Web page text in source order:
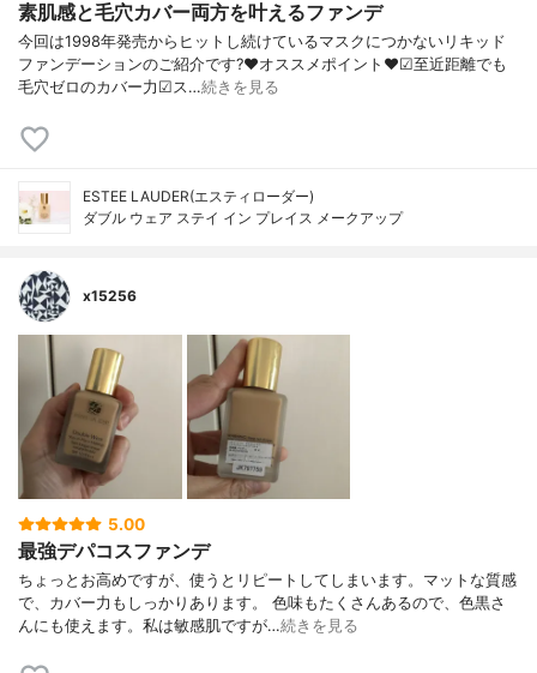
素肌感と毛穴カバー両方を叶えるファンデ
今回は1998年発売からヒットし続けているマスクにつかないリキッド
ファンデーションのご紹介です?❤︎オススメポイント❤︎☑︎至近距離でも
毛穴ゼロのカバー力☑︎ス…続きを見る
ESTEE LAUDER(エスティローダー)
ダブル ウェア ステイ イン プレイス メークアップ
x15256
5.00
最強デパコスファンデ
ちょっとお高めですが、使うとリピートしてしまいます。マットな質感
で、カバー力もしっかりあります。 色味もたくさんあるので、色黒さ
んにも使えます。私は敏感肌ですが…続きを見る